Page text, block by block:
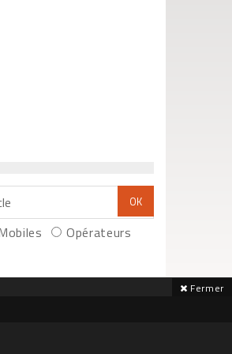
Opérateurs
Fermer